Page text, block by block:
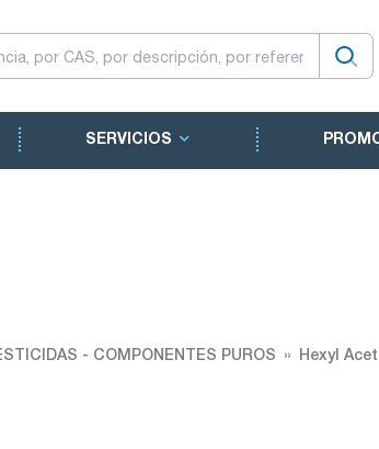
SERVICIOS
- COMPONENTES PUROS Hexyl